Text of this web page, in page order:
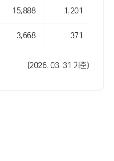
15,888 1,201
3,668 371
(2026. 03. 31 기준)